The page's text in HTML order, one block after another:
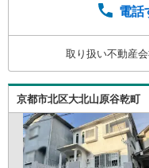
日・水曜日定休
ます！
電話
取り扱い不動産
京都市北区大北山原谷乾町